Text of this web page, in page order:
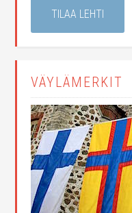
TILAA LEHTI
VÄYLÄMERKIT